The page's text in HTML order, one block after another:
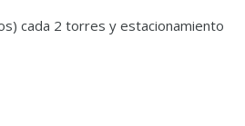
cada 2 torres y estacionamiento